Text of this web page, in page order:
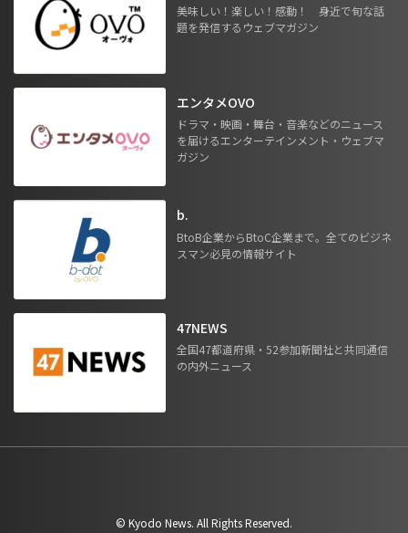
美味しい！楽しい！感動！ 身近で旬な話
題を発信するウェブマガジン
エンタメOVO
ドラマ・映画・舞台・音楽などのニュース
を届けるエンターテインメント・ウェブマ
ガジン
b.
BtoB企業からBtoC企業まで。全てのビジネ
スマン必見の情報サイト
47NEWS
全国47都道府県・52参加新聞社と共同通信
の内外ニュース
©︎ Kyodo News. All Rights Reserved.